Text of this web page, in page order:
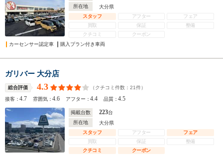
所在地
大分県
スタッフ
アフター
フェア
買取
保証
整備
クチコミ
クーポン
カーセンサー認定車
購入プラン付き車両
ガリバー 大分店
総合評価 4.3 （クチコミ件数： 21件）
接客：4.7 雰囲気：4.6 アフター：4.4 品質：4.5
掲載台数 223台
所在地
大分県
スタッフ
アフター
フェア
買取
保証
整備
クチコミ
クーポン